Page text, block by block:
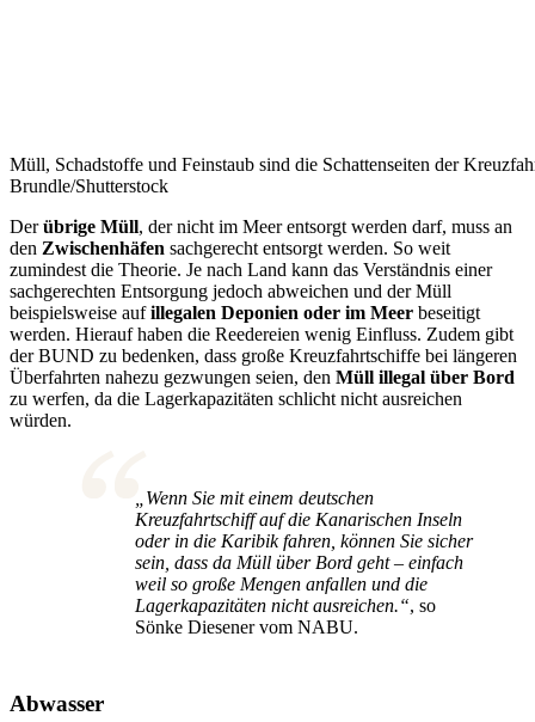
Müll, Schadstoffe und Feinstaub sind die Schattenseiten der
Brundle/Shutterstock
Derübrige Müll, der nicht im Meer entsorgt werden darf, muss an
den Zwischenhäfen sachgerecht entsorgt werden. So weit
zumindest die Theorie. Je nach Land kann das Verständnis einer
sachgerechten Entsorgung jedoch abweichen und der Müll
beispielsweise aufillegalen Deponien oder im Meer beseitigt
werden. Hierauf haben die Reedereien wenig Einfluss. Zudem gibt
der BUND zu bedenken, dass große Kreuzfahrtschiffe bei längeren
Überfahrten nahezu gezwungen seien, den Müll illegal über Bord
zu werfen, da die Lagerkapazitäten schlicht nicht ausreichen
würden.
„Wenn Sie mit einem deutschen
Kreuzfahrtschiff auf die Kanarischen Inseln
oder in die Karibik fahren, können Sie sicher
sein, dass da Müll über Bord geht – einfach
weil so große Mengen anfallen und die
Lagerkapazitäten nicht ausreichen.“, so
Sönke Diesener vom NABU.
Abwasser